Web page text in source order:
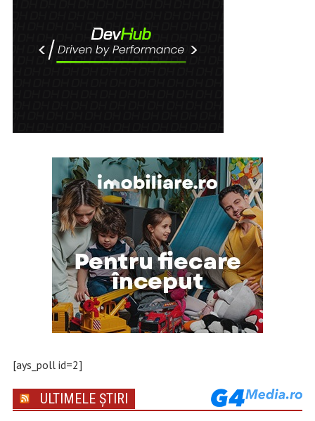
[ays_poll id=2]
ULTIMELE ȘTIRI